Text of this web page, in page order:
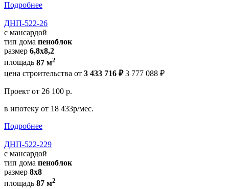
Подробнее
ДНП-522-26
с мансардой
тип дома пеноблок
размер 6,8х8,2
площадь 87 м2
цена строительства от 3 433 716 ₽ 3 777 088 ₽
Проект от 26 100 р.
в ипотеку от 18 433р/мес.
Подробнее
ДНП-522-229
с мансардой
тип дома пеноблок
размер 8x8
площадь 87 м2